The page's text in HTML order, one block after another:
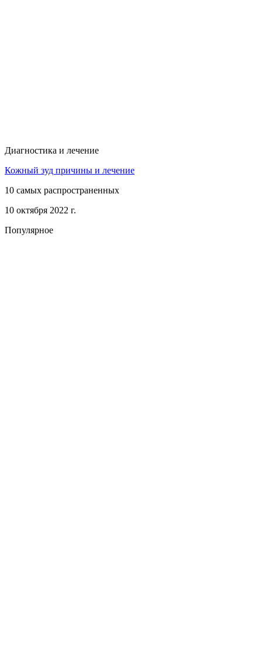
Диагностика и лечение
Кожный зуд причины и лечение
10 самых распространенных
10 октября 2022 г.
Популярное